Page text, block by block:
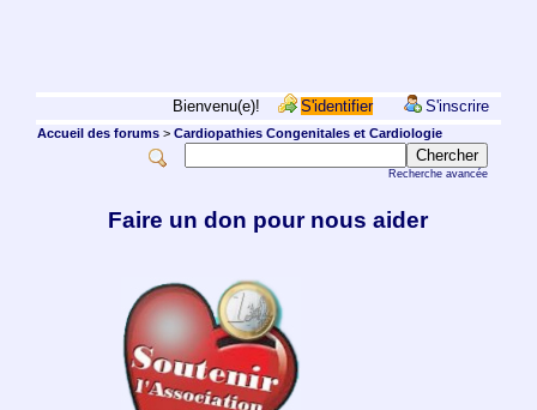
Bienvenu(e)! S'identifier S'inscrire
Accueil des forums> Cardiopathies Congenitales et Cardiologie
Recherche avancée
Faire un don pour nous aider